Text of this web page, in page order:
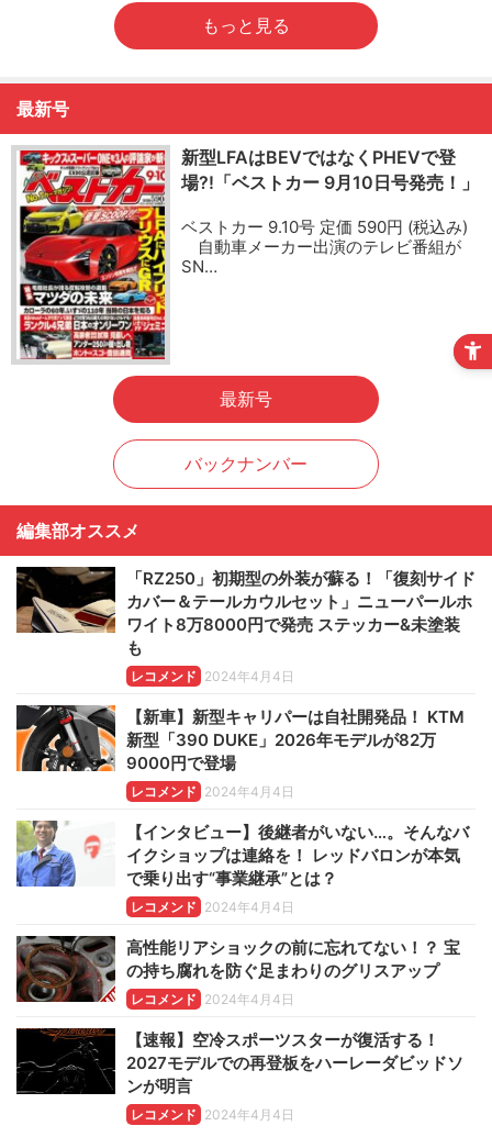
もっと見る
最新号
新型LFAはBEVではなくPHEVで登
場?!「ベストカー 9月10日号発売！」
ベストカー 9.10号 定価 590円 (税込み)
自動車メーカー出演のテレビ番組が
SN…
最新号
バックナンバー
編集部オススメ
「RZ250」初期型の外装が蘇る！「復刻サイド
カバー＆テールカウルセット」ニューパールホ
ワイト8万8000円で発売 ステッカー&未塗装
も
レコメンド 2024年4月4日
【新車】新型キャリパーは自社開発品！ KTM
新型「390 DUKE」2026年モデルが82万
9000円で登場
レコメンド 2024年4月4日
【インタビュー】後継者がいない…。そんなバ
イクショップは連絡を！ レッドバロンが本気
で乗り出す“事業継承”とは？
レコメンド 2024年4月4日
高性能リアショックの前に忘れてない！？ 宝
の持ち腐れを防ぐ足まわりのグリスアップ
レコメンド 2024年4月4日
【速報】空冷スポーツスターが復活する！
2027モデルでの再登板をハーレーダビッドソ
ンが明言
レコメンド 2024年4月4日